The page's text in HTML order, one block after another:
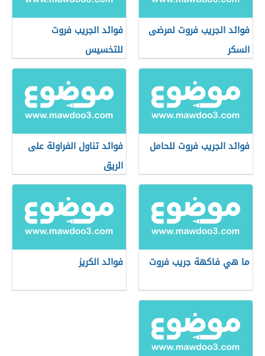
فوائد الجريب فروت لمرضى
السكر
فوائد الجريب فروت
للتخسيس
فوائد الجريب فروت للحامل
فوائد تناول الفراولة على
الريق
ما هي فاكهة جريب فروت فوائد الكريز